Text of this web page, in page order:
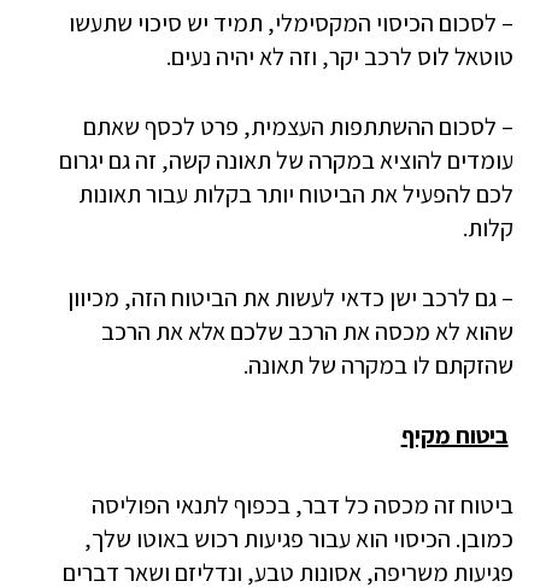
– לסכום הכיסוי המקסימלי, תמיד יש סיכוי שתעשו
טוטאל לוס לרכב יקר, וזה לא יהיה נעים.
– לסכום ההשתתפות העצמית, פרט לכסף שאתם
עומדים להוציא במקרה של תאונה קשה, זה גם יגרום
לכם להפעיל את הביטוח יותר בקלות עבור תאונות
קלות.
– גם לרכב ישן כדאי לעשות את הביטוח הזה, מכיוון
שהוא לא מכסה את הרכב שלכם אלא את הרכב
שהזקתם לו במקרה של תאונה.
ביטוח מקיף
ביטוח זה מכסה כל דבר, בכפוף לתנאי הפוליסה
כמובן. הכיסוי הוא עבור פגיעות רכוש באוטו שלך,
פגיעות משריפה, אסונות טבע, ונדליזם ושאר דברים